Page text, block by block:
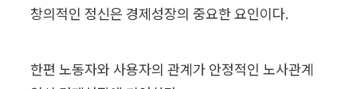
창의적인 정신은 경제성장의 중요한 요인이다.
한편 노동자와 사용자의 관계가 안정적인 노사관계